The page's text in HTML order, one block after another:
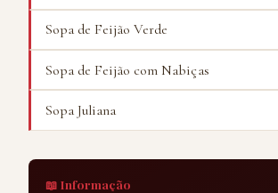
Sopa de Feijão Verde
Sopa de Feijão com Nabiças
Sopa Juliana
📖 Informação